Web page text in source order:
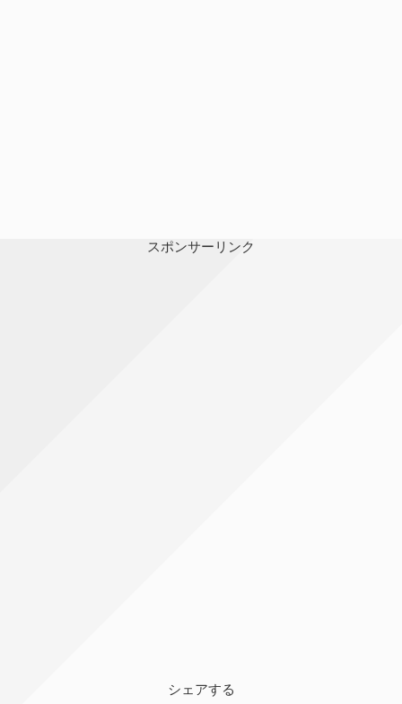
スポンサーリンク
シェアする